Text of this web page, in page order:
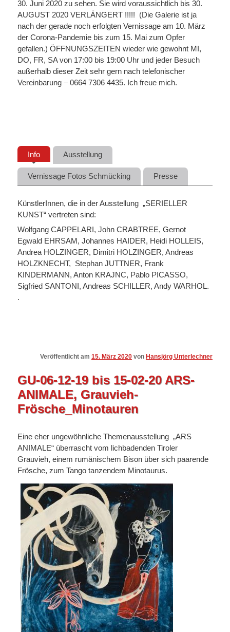
30. Juni 2020 zu sehen. Sie wird voraussichtlich bis 30.
AUGUST 2020 VERLÄNGERT !!!!! (Die Galerie ist ja
nach der gerade noch erfolgten Vernissage am 10. März
der Corona-Pandemie bis zum 15. Mai zum Opfer
gefallen.) ÖFFNUNGSZEITEN wieder wie gewohnt MI,
DO, FR, SA von 17:00 bis 19:00 Uhr und jeder Besuch
außerhalb dieser Zeit sehr gern nach telefonischer
Vereinbarung – 0664 7306 4435. Ich freue mich.
Info Ausstellung
Vernissage Fotos Schmücking Presse
KünstlerInnen, die in der Ausstellung „SERIELLER
KUNST“ vertreten sind:
Wolfgang CAPPELARI, John CRABTREE, Gernot
Egwald EHRSAM, Johannes HAIDER, Heidi HOLLEIS,
Andrea HOLZINGER, Dimitri HOLZINGER, Andreas
HOLZKNECHT, Stephan JUTTNER, Frank
KINDERMANN, Anton KRAJNC, Pablo PICASSO,
Sigfried SANTONI, Andreas SCHILLER, Andy WARHOL.
.
Veröffentlicht am 15. März 2020 von Hansjörg Unterlechner
GU-06-12-19 bis 15-02-20 ARS-
ANIMALE, Grauvieh-
Frösche_Minotauren
Eine eher ungewöhnliche Themenausstellung „ARS
ANIMALE“ überrascht vom lichbadenden Tiroler
Grauvieh, einem rumänischem Bison über sich paarende
Frösche, zum Tango tanzendem Minotaurus.